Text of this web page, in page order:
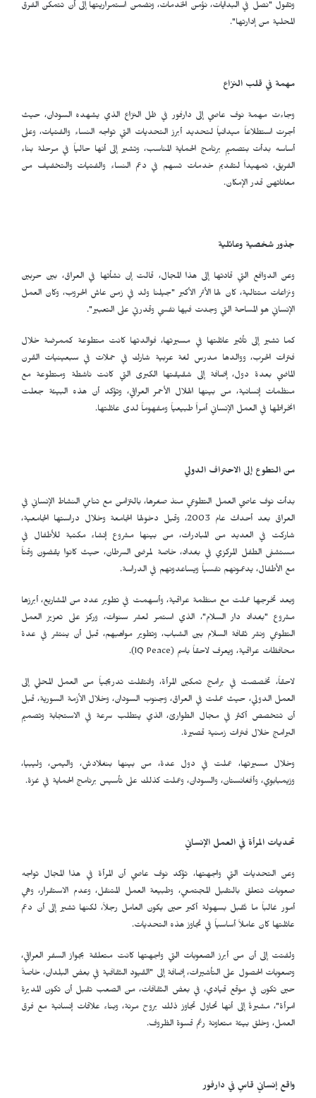
وتقول "نصل في البدايات، نؤمن الخدمات، ونضمن استمراريتها إلى أن تتمكن الفرق
المحلية من إدارتها".
مهمة في قلب النزاع
وجاءت مهمة نوف عاصي إلى دارفور في ظل النزاع الذي يشهده السودان، حيث
أجرت استطلاعاً ميدانياً لتحديد أبرز التحديات التي تواجه النساء والفتيات، وعلى
أساسه بدأت بتصميم برنامج الحماية المناسب، وتشير إلى أنها حالياً في مرحلة بناء
الفريق، تمهيداً لتقديم خدمات تسهم في دعم النساء والفتيات والتخفيف من
معاناتهن قدر الإمكان.
جذور شخصية وعائلية
وعن الدوافع التي قادتها إلى هذا المجال، قالت إن نشأتها في العراق، بين حربين
ونزاعات متتالية، كان لها الأثر الأكبر "جيلنا ولد في زمن عاش الحروب، وكان العمل
الإنساني هو المساحة التي وجدت فيها نفسي وقدرتي على التعبير".
كما تشير إلى تأثير عائلتها في مسيرتها، فوالدتها كانت متطوعة كممرضة خلال
فترات الحرب، ووالدها مدرس لغة عربية شارك في حملات في سبعينيات القرن
الماضي بعدة دول، إضافة إلى شقيقتها الكبرى التي كانت ناشطة ومتطوعة مع
منظمات إنسانية، من بينها الهلال الأحمر العراقي، وتؤكد أن هذه البيئة جعلت
انخراطها في العمل الإنساني أمراً طبيعياً ومفهوماً لدى عائلتها.
من التطوع إلى الاحتراف الدولي
بدأت نوف عاصي العمل التطوعي منذ صغرها، بالتزامن مع تنامي النشاط الإنساني في
العراق بعد أحداث عام 2003، وقبل دخولها الجامعة وخلال دراستها الجامعية،
شاركت في العديد من المبادرات، من بينها مشروع إنشاء مكتبة للأطفال في
مستشفى الطفل المركزي في بغداد، خاصة لمرضى السرطان، حيث كانوا يقضون وقتاً
مع الأطفال، يدعمونهم نفسياً ويساعدونهم في الدراسة.
وبعد تخرجها عملت مع منظمة عراقية، وأسهمت في تطوير عدد من المشاريع، أبرزها
مشروع "بغداد دار السلام"، الذي استمر لعشر سنوات، وركز على تعزيز العمل
التطوعي ونشر ثقافة السلام بين الشباب، وتطوير مواهبهم، قبل أن ينتشر في عدة
محافظات عراقية، ويعرف لاحقاً باسم (IQ Peace
).
لاحقاً، تخصصت في برامج تمكين المرأة، وانتقلت تدريجياً من العمل المحلي إلى
العمل الدولي، حيث عملت في العراق، وجنوب السودان، وخلال الأزمة السورية، قبل
أن تتخصص أكثر في مجال الطوارئ، الذي يتطلب سرعة في الاستجابة وتصميم
البرامج خلال فترات زمنية قصيرة.
وخلال مسيرتها، عملت في دول عدة، من بينها بنغلادش، واليمن، وليبيا،
وزيمبابوي، وأفغانستان، والسودان، وعملت كذلك على تأسيس برنامج الحماية في غزة.
تحديات المرأة في العمل الإنساني
وعن التحديات التي واجهتها، تؤكد نوف عاصي أن المرأة في هذا المجال تواجه
صعوبات تتعلق بالتقبل المجتمعي، وطبيعة العمل المتنقل، وعدم الاستقرار، وهي
أمور غالباً ما تُقبل بسهولة أكبر حين يكون العامل رجلاً، لكنها تشير إلى أن دعم
عائلتها كان عاملاً أساسياً في تجاوز هذه التحديات.
ولفتت إلى أن من أبرز الصعوبات التي واجهتها كانت متعلقة بجواز السفر العراقي،
وصعوبات الحصول على التأشيرات، إضافة إلى "القيود الثقافية في بعض البلدان، خاصةً
حين تكون في موقع قيادي، في بعض الثقافات، من الصعب تقبل أن تكون المديرة
امرأة"، مشيرةً إلى أنها تحاول تجاوز ذلك بروح مرنة، وبناء علاقات إنسانية مع فرق
العمل، وخلق بيئة متعاونة رغم قسوة الظروف.
واقع إنساني قاسٍ في دارفور